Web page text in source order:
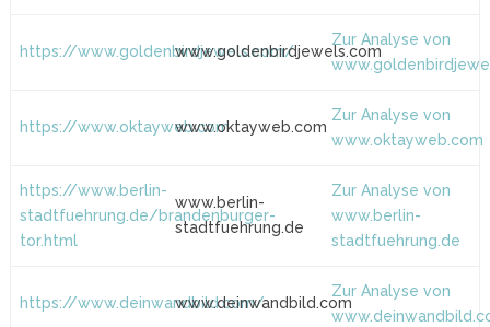
https://www.goldenbirdjewels.com/
www.goldenbirdjewels.com
Zur Analyse von
https://www.oktayweb.comwww.oktayweb.com
Zur Analyse von
www.oktayweb.com
https://www.berlin-
stadtfuehrung.de/brandenburger-
tor.html
www.berlin-
stadtfuehrung.de
Zur Analyse von
www.berlin-
stadtfuehrung.de
https://www.deinwandbild.com/www.deinwandbild.com
Zur Analyse von